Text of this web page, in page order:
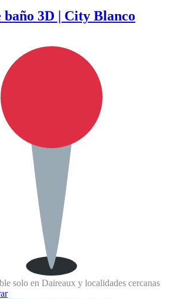
3D | City Blanco
solo en Daireaux y localidades cercanas